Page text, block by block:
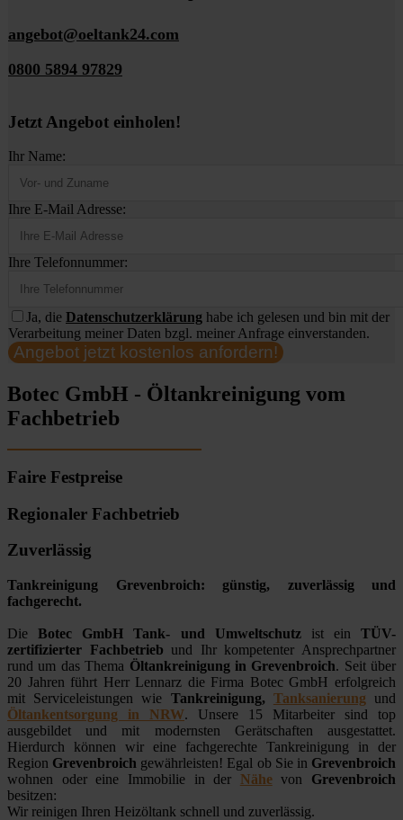
angebot@oeltank24.com
0800 5894 97829
Jetzt Angebot einholen!
Ihr Name:
Ihre E-Mail Adresse:
Ihre Telefonnummer:
Ja, die Datenschutzerklärung habe ich gelesen und bin mit der
Verarbeitung meiner Daten bzgl. meiner Anfrage einverstanden.
Angebot jetzt kostenlos anfordern!
Botec GmbH - Öltankreinigung vom
Fachbetrieb
Faire Festpreise
Regionaler Fachbetrieb
Zuverlässig
Tankreinigung Grevenbroich: günstig, zuverlässig und
fachgerecht.
DieBotec GmbH Tank- und Umweltschutzist ein TÜV-
zertifizierter Fachbetrieb und Ihr kompetenter Ansprechpartner
rund um das Thema Öltankreinigung in Grevenbroich. Seit über
20 Jahren führt Herr Lennarz die Firma Botec GmbH erfolgreich
mit Serviceleistungen wie Tankreinigung, Tanksanierung und
Öltankentsorgung in NRW. Unsere 15 Mitarbeiter sind top
ausgebildet und mit modernsten Gerätschaften ausgestattet.
Hierdurch können wir eine fachgerechte Tankreinigung in der
Region Grevenbroich gewährleisten! Egal ob Sie in Grevenbroich
wohnen oder eine Immobilie in der Nähevon Grevenbroich
besitzen:
Wir reinigen Ihren Heizöltank schnell und zuverlässig.